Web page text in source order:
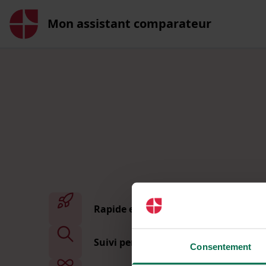
Consentement
Mon assistant comparateur
Rapide et sans démarche
Suivi personnalisé